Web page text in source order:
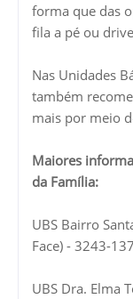
forma que das
fila a pé ou
Nas Unidades
também
mais por meio
Maiores
da Família:
UBS Bairro
Face) - 3243-
UBS Dra. Elma